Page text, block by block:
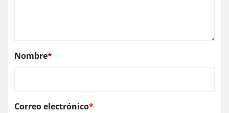
Nombre*
Correo electrónico*